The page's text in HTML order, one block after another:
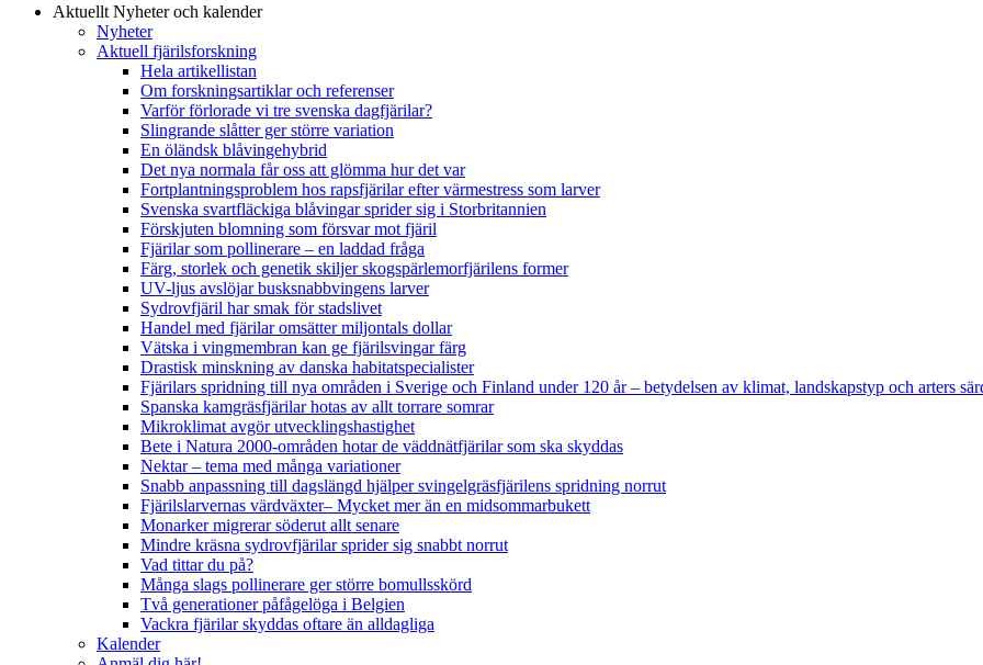
Aktuellt Nyheter och kalender
Nyheter
Aktuell fjärilsforskning
Hela artikellistan
Om forskningsartiklar och referenser
Varför förlorade vi tre svenska dagfjärilar?
Slingrande slåtter ger större variation
En öländsk blåvingehybrid
Det nya normala får oss att glömma hur det var
Fortplantningsproblem hos rapsfjärilar efter värmestress som larver
Svenska svartfläckiga blåvingar sprider sig i Storbritannien
Förskjuten blomning som försvar mot fjäril
Fjärilar som pollinerare – en laddad fråga
Färg, storlek och genetik skiljer skogspärlemorfjärilens former
UV-ljus avslöjar busksnabbvingens larver
Sydrovfjäril har smak för stadslivet
Handel med fjärilar omsätter miljontals dollar
Vätska i vingmembran kan ge fjärilsvingar färg
Drastisk minskning av danska habitatspecialister
Fjärilars spridning till nya områden i Sverige och Finland under 120 år– betydelsen av klimat, landskapstyp och arters
Spanska kamgräsfjärilar hotas av allt torrare somrar
Mikroklimat avgör utvecklingshastighet
Bete i Natura 2000-områden hotar de väddnätfjärilar som ska skyddas
Nektar – tema med många variationer
Snabb anpassning till dagslängd hjälper svingelgräsfjärilens spridning norrut
Fjärilslarvernas värdväxter– Mycket mer än en midsommarbukett
Monarker migrerar söderut allt senare
Mindre kräsna sydrovfjärilar sprider sig snabbt norrut
Vad tittar du på?
Många slags pollinerare ger större bomullsskörd
Två generationer påfågelöga i Belgien
Vackra fjärilar skyddas oftare än alldagliga
Kalender